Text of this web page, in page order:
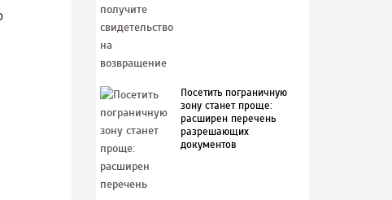
Посетить пограничную
зону станет проще:
расширен перечень
разрешающих
документов